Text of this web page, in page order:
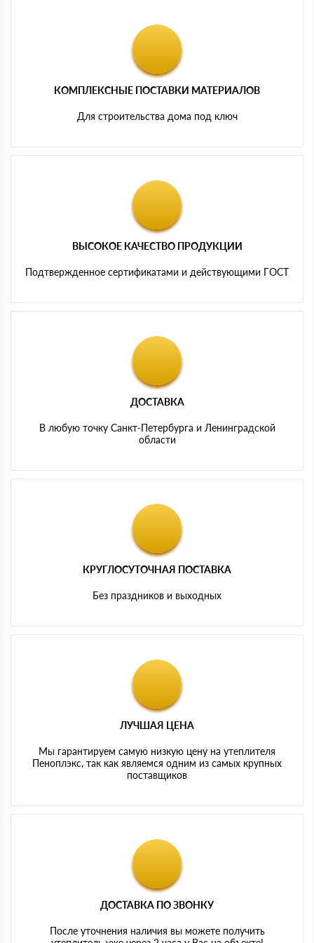
КОМПЛЕКСНЫЕ ПОСТАВКИ МАТЕРИАЛОВ
Для строительства дома под ключ
ВЫСОКОЕ КАЧЕСТВО ПРОДУКЦИИ
Подтвержденное сертификатами и действующими ГОСТ
ДОСТАВКА
В любую точку Санкт-Петербурга и Ленинградской
области
КРУГЛОСУТОЧНАЯ ПОСТАВКА
Без праздников и выходных
ЛУЧШАЯ ЦЕНА
Мы гарантируем самую низкую цену на утеплителя
Пеноплэкс, так как являемся одним из самых крупных
поставщиков
ДОСТАВКА ПО ЗВОНКУ
После уточнения наличия вы можете получить